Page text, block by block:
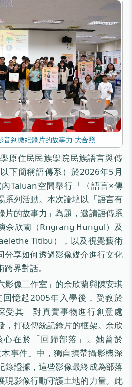
音到微紀錄片的故事力-大合照
原住民民族學院民族語言與傳
下簡稱語傳系）於2026年5月
Taluan空間舉行「〈語言×傳
系列活動。本次論壇以「語言有
片的故事力」為題，邀請語傳系
余欣蘭（Rngrang Hungul）及
Titibu），以及視覺藝術
分享如何透過影像媒介進行文化
界對話。
影像工作室」的余欣蘭與陳安琪
憶起2005年入學後，受教於
受其「對真實事物進行創意處
，打破傳統記錄片的框架。余欣
在於「回歸部落」。她曾於
事件」中，獨自攜帶攝影機深
錄證據，這些影像最終成為部落
現影像行動守護土地的力量。此